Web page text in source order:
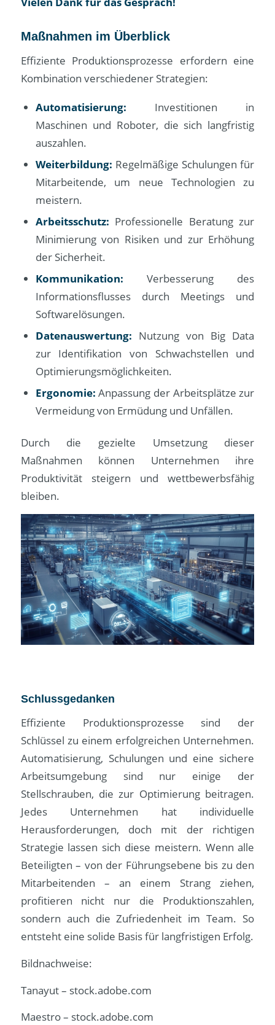
Maßnahmen im Überblick
Effiziente Produktionsprozesse erfordern eine
Kombination verschiedener Strategien:
Automatisierung: Investitionen in
Maschinen und Roboter, die sich langfristig
auszahlen.
Weiterbildung: Regelmäßige Schulungen für
Mitarbeitende, um neue Technologien zu
meistern.
Arbeitsschutz: Professionelle Beratung zur
Minimierung von Risiken und zur Erhöhung
der Sicherheit.
Kommunikation: Verbesserung des
Informationsflusses durch Meetings und
Softwarelösungen.
Datenauswertung: Nutzung von Big Data
zur Identifikation von Schwachstellen und
Optimierungsmöglichkeiten.
Ergonomie: Anpassung der Arbeitsplätze zur
Vermeidung von Ermüdung und Unfällen.
Durch die gezielte Umsetzung dieser
Maßnahmen können Unternehmen ihre
Produktivität steigern und wettbewerbsfähig
bleiben.
Schlussgedanken
Effiziente Produktionsprozesse sind der
Schlüssel zu einem erfolgreichen Unternehmen.
Automatisierung, Schulungen und eine sichere
Arbeitsumgebung sind nur einige der
Stellschrauben, die zur Optimierung beitragen.
Jedes Unternehmen hat individuelle
Herausforderungen, doch mit der richtigen
Strategie lassen sich diese meistern. Wenn alle
Beteiligten – von der Führungsebene bis zu den
Mitarbeitenden – an einem Strang ziehen,
profitieren nicht nur die Produktionszahlen,
sondern auch die Zufriedenheit im Team. So
entsteht eine solide Basis für langfristigen Erfolg.
Bildnachweise:
Tanayut– stock.adobe.com
Maestro– stock.adobe.com